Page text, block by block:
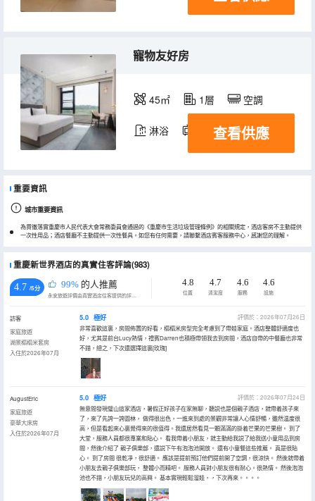
寵物友好房
45㎡ 1層 空調
淋浴 電視機
查看供應
重要資訊
城市重要資訊
為貫徹落實重慶市人民代表大會常務委員會通過的《重慶市生活垃圾管理條例》的相關規定，酒店客房不主動提供
一次性用品；酒店餐廳不主動提供一次性餐具。如您有任何需要，請聯繫酒店賓客服務中心，感謝您的理解。
重慶新世界酒店的真實住客評論(983)
4.7 /5分 99% 的人推薦
永安旅遊評價由真實酒店住客提供的評價。
4.8
位置
4.7
清潔度
4.6
服務
4.6
設施
訪客
家庭旅遊
湖景榻榻米套房
入住於2026年07月
5.0 極好
評價於：2026年07月26日
非常喜歡這裏，房間佈置的好看，榻榻米房型完全考慮到了帶娃家庭。酒店整體舒適度也
好，尤其是前台Lucy熱情，禮賓Darren也積極帶領我去到房間，酒店自帶的中餐廳也非常
不錯，總之，下次還選擇這裏[玫瑰]
AugustEric
家庭旅遊
豪華大床房
入住於2026年07月
5.0 極好
評價於：2026年07月24日
無意間發現璧山這家酒店，暑假正好孩子在家無聊，聽説也是個親子酒店，就帶着孩子來
了，來了先誇一誇園林， 做得很出色，一進來到處的景觀非常讓人心情舒暢，雖然温度很
高，但是看起來心裏覺得來的很值得。我還居然看見一顆滿滿的掛着芒果的芒果樹。 到了
大堂，服務人員都很專業和貼心。 看我帶着小朋友，就主動給我説了給我送小童用品到房
間，然後介紹了 親子俱樂部，還説下午有泡泡池開放。 還有小童餐這些推薦。 真是很貼
心。 到了房間 很乾凈，很舒適。 應該是提前預訂他們提前開了空調，很涼快。 然後就帶着
小朋友去親子俱樂部玩， 整體小而精吧。 服務人員對小朋友很有耐心。很熱情。 然後泡泡
池也不錯，小朋友玩兒的高興。 基本實現輕鬆溜娃，，下次再來。。。。